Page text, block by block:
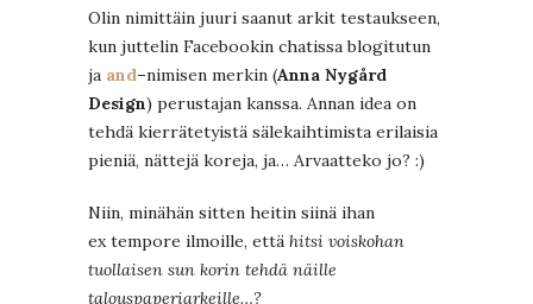
Olin nimittäin juuri saanut arkit testaukseen,
kun juttelin Facebookin chatissa blogitutun
ja and–nimisen merkin (Anna Nygård
Design) perustajan kanssa. Annan idea on
tehdä kierrätetyistä sälekaihtimista erilaisia
pieniä, nättejä koreja, ja… Arvaatteko jo? :)
Niin, minähän sitten heitin siinä ihan
ex tempore ilmoille, että hitsi voiskohan
tuollaisen sun korin tehdä näille
talouspaperiarkeille…?